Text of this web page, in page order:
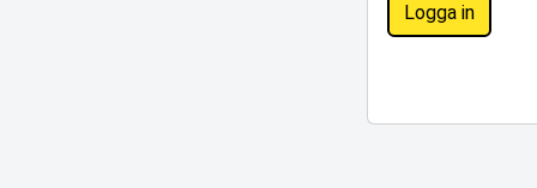
Logga in